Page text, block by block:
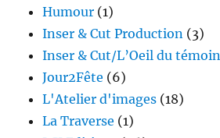
Humour (1)
Inser & Cut Production (3)
Inser & Cut/L’Oeil du témoin
Jour2Fête (6)
L'Atelier d'images (18)
La Traverse (1)